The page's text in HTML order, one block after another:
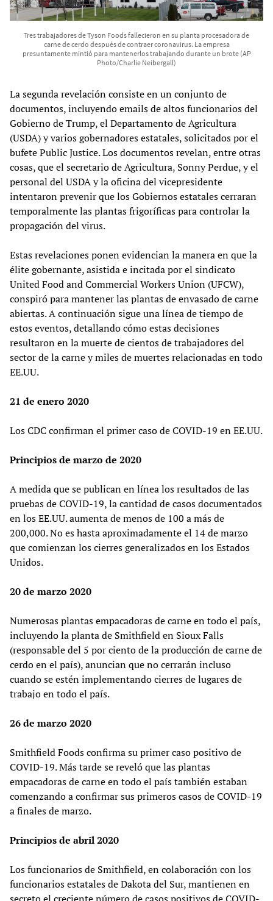
Tres trabajadores de Tyson Foods fallecieron en su planta procesadora de
carne de cerdo después de contraer coronavirus. La empresa
presuntamente mintió para mantenerlos trabajando durante un brote (AP
Photo/Charlie Neibergall)
La segunda revelación consiste en un conjunto de
documentos, incluyendo emails de altos funcionarios del
Gobierno de Trump, el Departamento de Agricultura
(USDA) y varios gobernadores estatales, solicitados por el
bufete Public Justice. Los documentos revelan, entre otras
cosas, que el secretario de Agricultura, Sonny Perdue, y el
personal del USDA y la oficina del vicepresidente
intentaron prevenir que los Gobiernos estatales cerraran
temporalmente las plantas frigoríficas para controlar la
propagación del virus.
Estas revelaciones ponen evidencian la manera en que la
élite gobernante, asistida e incitada por el sindicato
United Food and Commercial Workers Union (UFCW),
conspiró para mantener las plantas de envasado de carne
abiertas. A continuación sigue una línea de tiempo de
estos eventos, detallando cómo estas decisiones
resultaron en la muerte de cientos de trabajadores del
sector de la carne y miles de muertes relacionadas en todo
EE.UU.
21 de enero 2020
Los CDC confirman el primer caso de COVID-19 en EE.UU.
Principios de marzo de 2020
A medida que se publican en línea los resultados de las
pruebas de COVID-19, la cantidad de casos documentados
en los EE.UU. aumenta de menos de 100 a más de
200,000. No es hasta aproximadamente el 14 de marzo
que comienzan los cierres generalizados en los Estados
Unidos.
20 de marzo 2020
Numerosas plantas empacadoras de carne en todo el país,
incluyendo la planta de Smithfield en Sioux Falls
(responsable del 5 por ciento de la producción de carne de
cerdo en el país), anuncian que no cerrarán incluso
cuando se estén implementando cierres de lugares de
trabajo en todo el país.
26 de marzo 2020
Smithfield Foods confirma su primer caso positivo de
COVID-19. Más tarde se reveló que las plantas
empacadoras de carne en todo el país también estaban
comenzando a confirmar sus primeros casos de COVID-19
a finales de marzo.
Principios de abril 2020
Los funcionarios de Smithfield, en colaboración con los
funcionarios estatales de Dakota del Sur, mantienen en
secreto el creciente número de casos positivos de COVID-